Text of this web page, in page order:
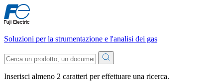
Soluzioni per la strumentazione e l'analisi dei gas
Inserisci almeno 2 caratteri per effettuare una ricerca.